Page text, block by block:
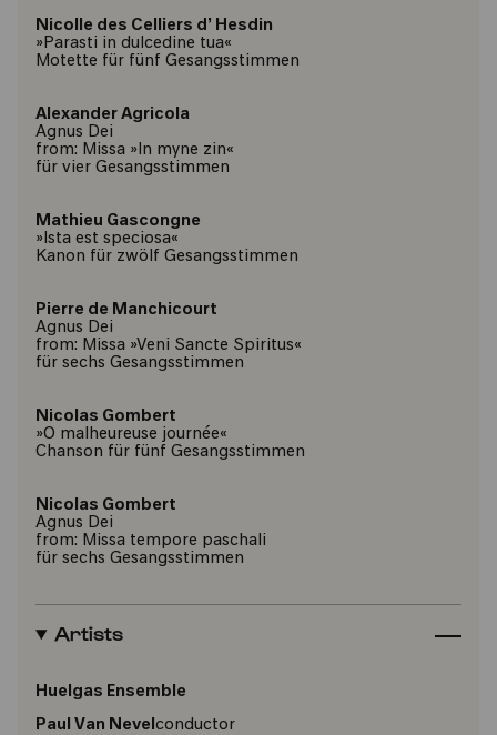
Nicolle des Celliers d’ Hesdin
»Parasti in dulcedine tua«
Motette für fünf Gesangsstimmen
Alexander Agricola
Agnus Dei
from: Missa »In myne zin«
für vier Gesangsstimmen
Mathieu Gascongne
»Ista est speciosa«
Kanon für zwölf Gesangsstimmen
Pierre de Manchicourt
Agnus Dei
from: Missa »Veni Sancte Spiritus«
für sechs Gesangsstimmen
Nicolas Gombert
»O malheureuse journée«
Chanson für fünf Gesangsstimmen
Nicolas Gombert
Agnus Dei
from: Missa tempore paschali
für sechs Gesangsstimmen
Artists
Huelgas Ensemble
Paul Van Nevelconductor